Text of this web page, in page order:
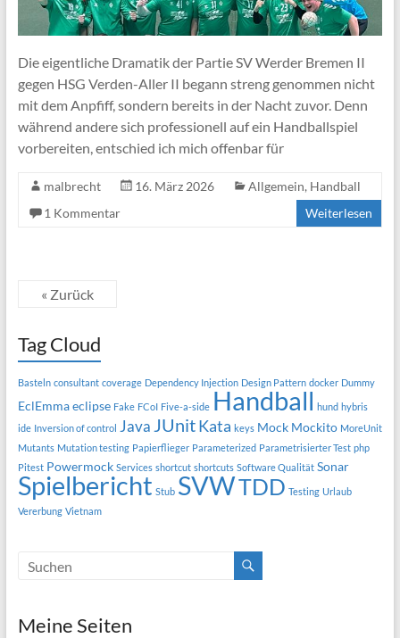
Die eigentliche Dramatik der Partie SV Werder Bremen II
gegen HSG Verden-Aller II begann streng genommen nicht
mit dem Anpfiff, sondern bereits in der Nacht zuvor. Denn
während andere sich professionell auf ein Handballspiel
vorbereiten, entschied ich mich offenbar für
malbrecht 16. März 2026 Allgemein, Handball
1 Kommentar
Weiterlesen
« Zurück
Tag Cloud
Basteln consultant coverage Dependency Injection Design Pattern docker Dummy
EclEmmaeclipse Fake FCoI Five-a-side Handball hund hybris
ide Inversion of control Java JUnitKata keys Mock Mockito MoreUnit
Mutants Mutation testing Papierflieger Parameterized Parametrisierter Test php
Pitest Powermock Services shortcut shortcuts Software Qualität Sonar
Spielbericht Stub SVWTDD Testing Urlaub
Vererbung Vietnam
Meine Seiten